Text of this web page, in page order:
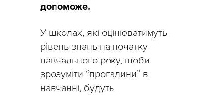
допоможе.
У школах, які оцінюватимуть
рівень знань на початку
навчального року, щоби
зрозуміти “прогалини” в
навчанні, будуть